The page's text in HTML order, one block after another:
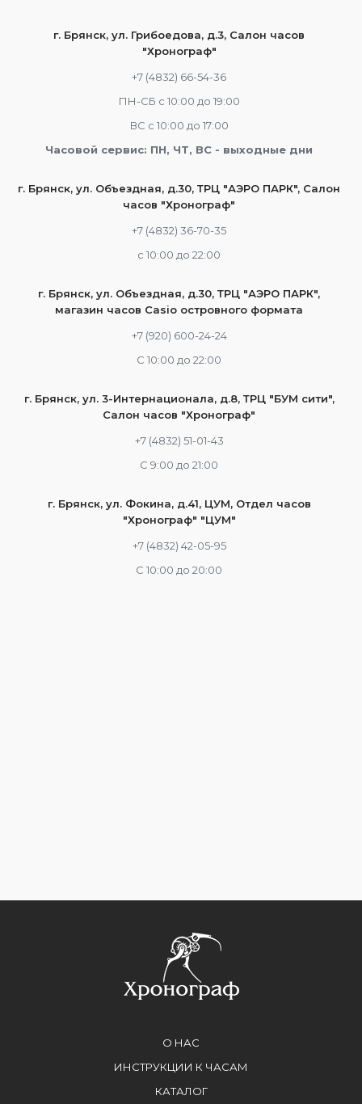
г. Брянск, ул. Грибоедова, д.3, Салон часов
"Хронограф"
+7 (4832) 66-54-36
ПН-СБ с 10:00 до 19:00
ВС с 10:00 до 17:00
Часовой сервис: ПН, ЧТ, ВС - выходные дни
г. Брянск, ул. Объездная, д.30, ТРЦ "АЭРО ПАРК", Салон
часов "Хронограф"
+7 (4832) 36-70-35
c 10:00 до 22:00
г. Брянск, ул. Объездная, д.30, ТРЦ "АЭРО ПАРК",
магазин часов Casio островного формата
+7 (920) 600-24-24
С 10:00 до 22:00
г. Брянск, ул. 3-Интернационала, д.8, ТРЦ "БУМ сити",
Салон часов "Хронограф"
+7 (4832) 51-01-43
С 9:00 до 21:00
г. Брянск, ул. Фокина, д.41, ЦУМ, Отдел часов
"Хронограф" "ЦУМ"
+7 (4832) 42-05-95
С 10:00 до 20:00
О НАС
ИНСТРУКЦИИ К ЧАСАМ
КАТАЛОГ